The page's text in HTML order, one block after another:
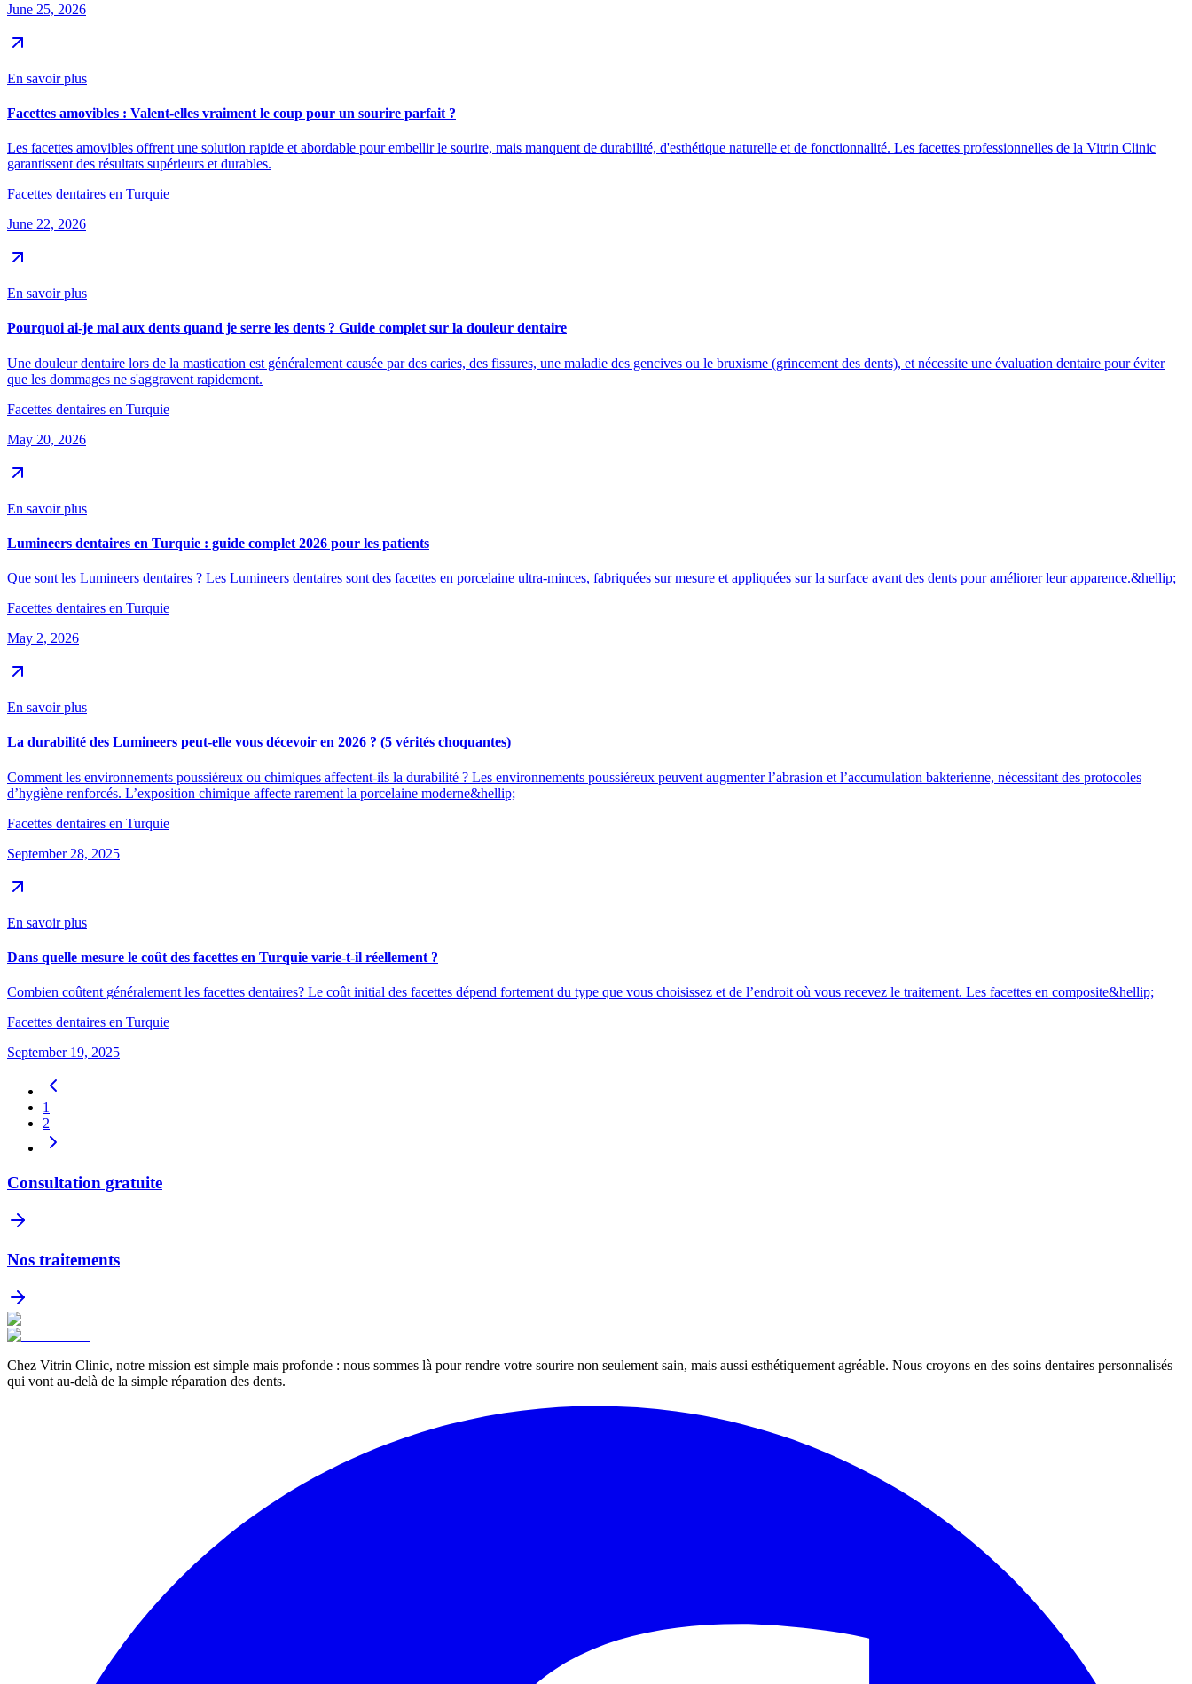
June 25, 2026
En savoir plus
Facettes amovibles : Valent-elles vraiment le coup pour un sourire parfait ?
Les facettes amovibles offrent une solution rapide et abordable pour embellir le sourire, mais manquent de durabilité, d'esthétique naturelle et de fonctionnalité. Les facettes professionnelles de la Vitrin Clinic
garantissent des résultats supérieurs et durables.
Facettes dentaires en Turquie
June 22, 2026
En savoir plus
Pourquoi ai-je mal aux dents quand je serre les dents ? Guide complet sur la douleur dentaire
Une douleur dentaire lors de la mastication est généralement causée par des caries, des fissures, une maladie des gencives ou le bruxisme (grincement des dents), et nécessite une évaluation dentaire pour éviter
que les dommages ne s'aggravent rapidement.
Facettes dentaires en Turquie
May 20, 2026
En savoir plus
Lumineers dentaires en Turquie : guide complet 2026 pour les patients
Que sont les Lumineers dentaires ? Les Lumineers dentaires sont des facettes en porcelaine ultra-minces, fabriquées sur mesure et appliquées sur la surface avant des dents pour améliorer leur apparence.&hellip;
Facettes dentaires en Turquie
May 2, 2026
En savoir plus
La durabilité des Lumineers peut-elle vous décevoir en 2026 ? (5 vérités choquantes)
Comment les environnements poussiéreux ou chimiques affectent-ils la durabilité ? Les environnements poussiéreux peuvent augmenter l’abrasion et l’accumulation bakterienne, nécessitant des protocoles
d’hygiène renforcés. L’exposition chimique affecte rarement la porcelaine moderne&hellip;
Facettes dentaires en Turquie
September 28, 2025
En savoir plus
Dans quelle mesure le coût des facettes en Turquie varie-t-il réellement ?
Combien coûtent généralement les facettes dentaires? Le coût initial des facettes dépend fortement du type que vous choisissez et de l’endroit où vous recevez le traitement. Les facettes en composite&hellip;
Facettes dentaires en Turquie
September 19, 2025
1
2
Consultation gratuite
Nos traitements
Chez Vitrin Clinic, notre mission est simple mais profonde : nous sommes là pour rendre votre sourire non seulement sain, mais aussi esthétiquement agréable. Nous croyons en des soins dentaires personnalisés
qui vont au-delà de la simple réparation des dents.